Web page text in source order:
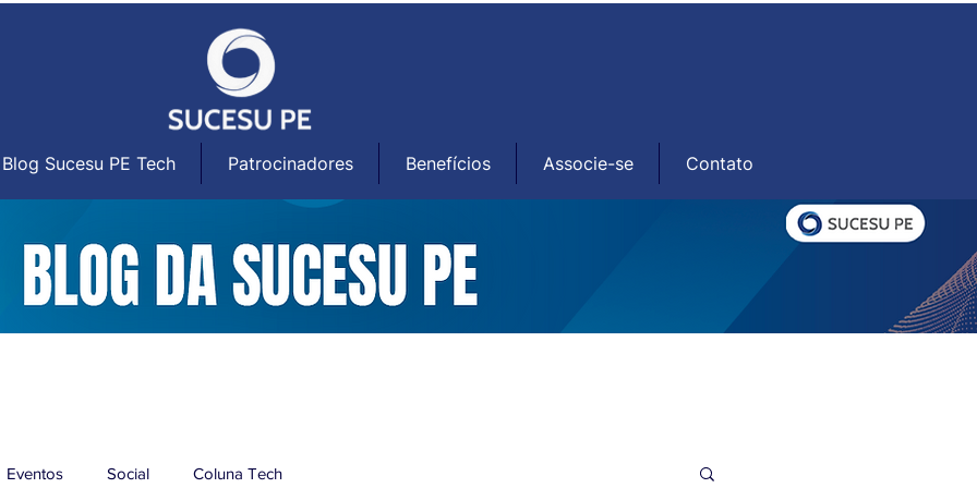
Blog Sucesu PE Tech Patrocinadores Benefícios Associe-se Contato
Eventos Social Coluna Tech